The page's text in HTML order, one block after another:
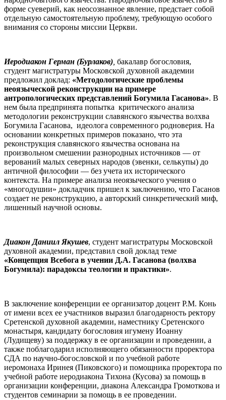
форме суеверий, как неосознанное явление, предстает собой
отдельную самостоятельную проблему, требующую особого
внимания со стороны миссии Церкви.
Иеродиакон Герман (Бурлаков), бакалавр богословия,
студент магистратуры Московской духовной академии
предложил доклад: «Методологические проблемы
неоязыческой реконструкции на примере
антропологических представлений Богумила Гасанова». В
нем была предпринята попытка критического анализа
методологии реконструкции славянского язычества волхва
Богумила Гасанова, идеолога современного родноверия. На
основании конкретных примеров показано, что эта
реконструкция славянского язычества основана на
произвольном смешении разнородных источников — от
верований малых северных народов (эвенки, селькупы) до
античной философии — без учета их исторического
контекста. На примере анализа неоязыческого учения о
«многодушии» докладчик пришел к заключению, что Гасанов
создает не реконструкцию, а авторский синкретический миф,
лишенный научной основы.
Диакон Даниил Якушев, студент магистратуры Московской
духовной академии, представил свой доклад теме
«Концепция Всебога в учении Д.А. Гасанова (волхва
Богумила): парадоксы теологии и практики».
В заключение конференции ее организатор доцент Р.М. Конь
от имени всех ее участников выразил благодарность ректору
Сретенской духовной академии, наместнику Сретенского
монастыря, кандидату богословия игумену Иоанну
(Лудищеву) за поддержку в ее организации и проведении, а
также поблагодарил исполняющего обязанности проректора
СДА по научно-богословской и по учебной работе
иеромонаха Иринея (Пиковского) и помощника проректора по
учебной работе иеродиакона Тихона (Кусова) за помощь в
организации конференции, диакона Александра Громоткова и
студентов семинарии за помощь в ее проведении.